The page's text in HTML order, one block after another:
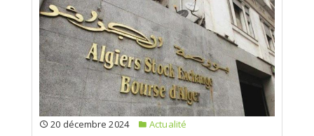
20 décembre 2024
Actualité